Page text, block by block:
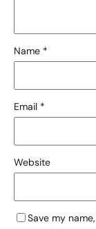
Name *
Email *
Website
Save my